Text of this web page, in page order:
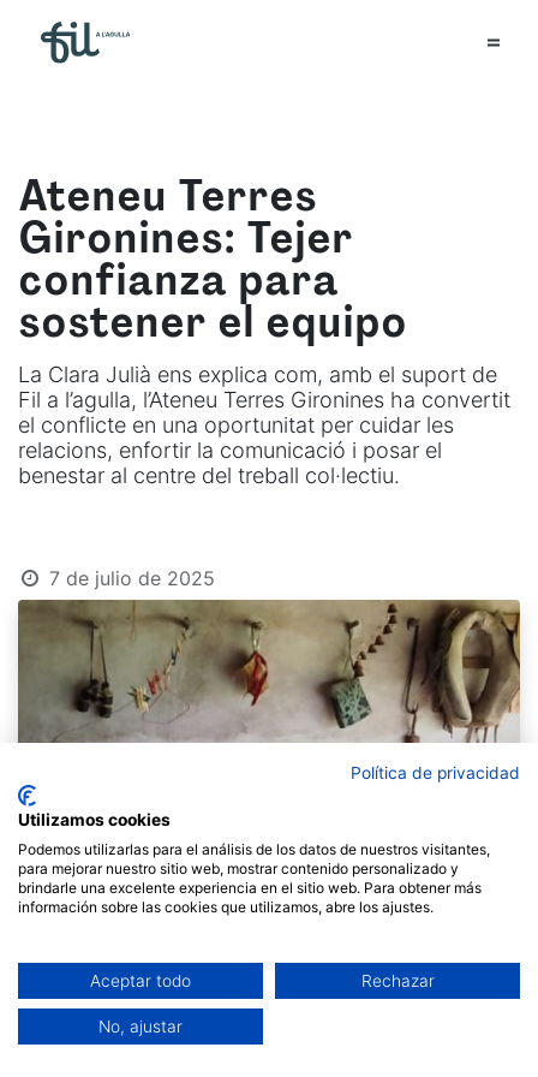
Ateneu Terres
Gironines: Tejer
confianza para
sostener el equipo
La Clara Julià ens explica com, amb el suport de
Fil a l’agulla, l’Ateneu Terres Gironines ha convertit
el conflicte en una oportunitat per cuidar les
relacions, enfortir la comunicació i posar el
benestar al centre del treball col·lectiu.
7 de julio de 2025
Política de privacidad
Utilizamos cookies
Podemos utilizarlas para el análisis de los datos de nuestros visitantes,
para mejorar nuestro sitio web, mostrar contenido personalizado y
brindarle una excelente experiencia en el sitio web. Para obtener más
información sobre las cookies que utilizamos, abre los ajustes.
Aceptar todo Rechazar
No, ajustar